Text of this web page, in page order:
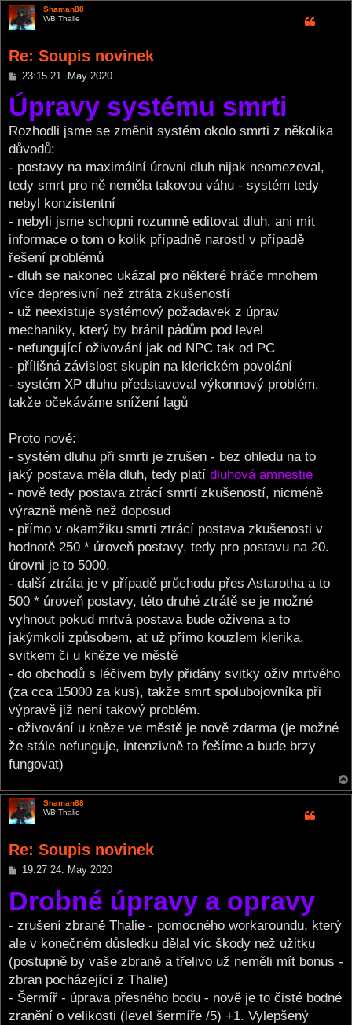
Shaman88
WB Thalie
Re: Soupis novinek
P
s
t
23:15 21. May 2020
Úpravy systému smrti
Rozhodli jsme se změnit systém okolo smrti z několika
důvodů:
- postavy na maximální úrovni dluh nijak neomezoval,
tedy smrt pro ně neměla takovou váhu - systém tedy
nebyl konzistentní
- nebyli jsme schopni rozumně editovat dluh, ani mít
informace o tom o kolik případně narostl v případě
řešení problémů
- dluh se nakonec ukázal pro některé hráče mnohem
více depresivní než ztráta zkušeností
- už neexistuje systémový požadavek z úprav
mechaniky, který by bránil pádům pod level
- nefungující oživování jak od NPC tak od PC
- přílišná závislost skupin na klerickém povolání
- systém XP dluhu představoval výkonnový problém,
takže očekáváme snížení lagů
Proto nově:
- systém dluhu při smrti je zrušen - bez ohledu na to
jaký postava měla dluh, tedy platí dluhová amnestie
- nově tedy postava ztrácí smrtí zkušeností, nicméně
výrazně méně než doposud
- přímo v okamžiku smrti ztrácí postava zkušenosti v
hodnotě 250 * úroveň postavy, tedy pro postavu na 20.
úrovni je to 5000.
- další ztráta je v případě průchodu přes Astarotha a to
500 * úroveň postavy, této druhé ztrátě se je možné
vyhnout pokud mrtvá postava bude oživena a to
jakýmkoli způsobem, at už přímo kouzlem klerika,
svitkem či u kněze ve městě
- do obchodů s léčivem byly přidány svitky oživ mrtvého
(za cca 15000 za kus), takže smrt spolubojovníka při
výpravě již není takový problém.
- oživování u kněze ve městě je nově zdarma (je možné
že stále nefunguje, intenzivně to řešíme a bude brzy
fungovat)
Shaman88
WB Thalie
Re: Soupis novinek
P
s
t
19:27 24. May 2020
Drobné úpravy a opravy
- zrušení zbraně Thalie - pomocného workaroundu, který
ale v konečném důsledku dělal víc škody než užitku
(postupně by vaše zbraně a třelivo už neměli mít bonus -
zbran pocházející z Thalie)
- Šermíř - úprava přesného bodu - nově je to čisté bodné
zranění o velikosti (level šermíře /5) +1. Vylepšený